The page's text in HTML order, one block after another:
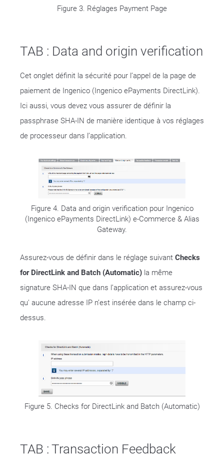
Figure 3. Réglages Payment Page
TAB : Data and origin verification
Cet onglet définit la sécurité pour l’appel de la page de
paiement de Ingenico (Ingenico ePayments DirectLink).
Ici aussi, vous devez vous assurer de définir la
passphrase SHA-IN de manière identique à vos réglages
de processeur dans l’application.
Figure 4. Data and origin verification pour Ingenico
(Ingenico ePayments DirectLink) e-Commerce & Alias
Gateway.
Assurez-vous de définir dans le réglage suivant Checks
for DirectLink and Batch (Automatic) la même
signature SHA-IN que dans l’application et assurez-vous
qu' aucune adresse IP n’est insérée dans le champ ci-
dessus.
Figure 5. Checks for DirectLink and Batch (Automatic)
TAB : Transaction Feedback